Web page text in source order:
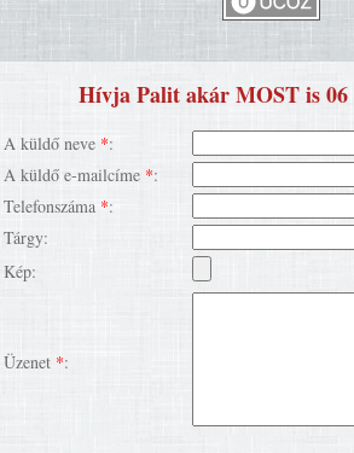
Hívja Palit akár MOST is 06
A küldő neve *:
A küldő e-mailcíme *:
Telefonszáma *:
Tárgy:
Kép:
Üzenet *: